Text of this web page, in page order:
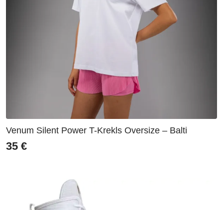
Venum Silent Power T-Krekls Oversize – Balti
35 €